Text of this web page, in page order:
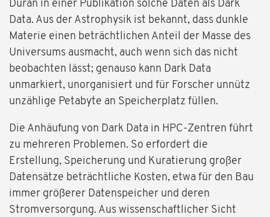
Durán in einer Publikation solche Daten als Dark
Data. Aus der Astrophysik ist bekannt, dass dunkle
Materie einen beträchtlichen Anteil der Masse des
Universums ausmacht, auch wenn sich das nicht
beobachten lässt; genauso kann Dark Data
unmarkiert, unorganisiert und für Forscher unnütz
unzählige Petabyte an Speicherplatz füllen.
Die Anhäufung von Dark Data in HPC-Zentren führt
zu mehreren Problemen. So erfordert die
Erstellung, Speicherung und Kuratierung großer
Datensätze beträchtliche Kosten, etwa für den Bau
immer größerer Datenspeicher und deren
Stromversorgung. Aus wissenschaftlicher Sicht